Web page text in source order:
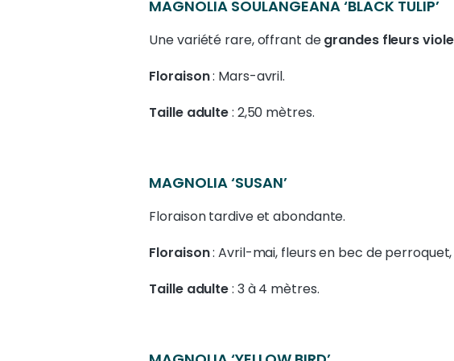
MAGNOLIA SOULANGEANA ‘BLACK TULIP’
Une variété rare, offrant degrandes fleurs
Floraison: Mars-avril.
Taille adulte: 2,50 mètres.
MAGNOLIA ‘SUSAN’
Floraison tardive et abondante.
Floraison: Avril-mai, fleurs en bec de
Taille adulte: 3 à 4 mètres.